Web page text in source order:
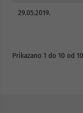
29.05.2019.
Prikazano 1 do 10 od